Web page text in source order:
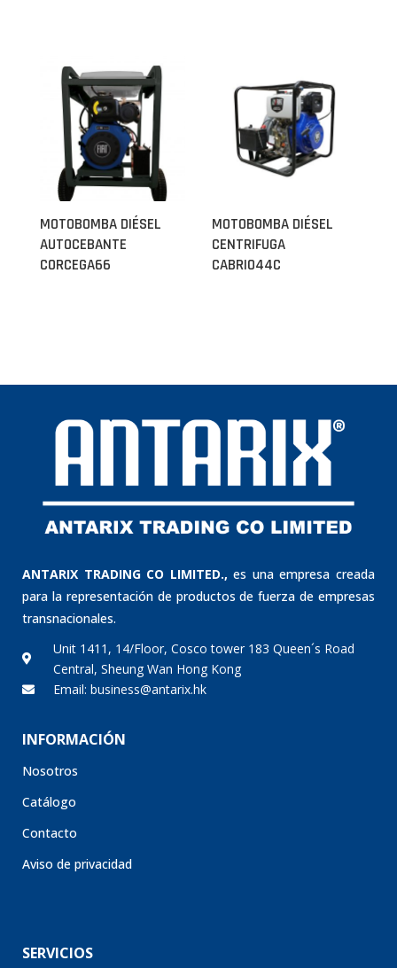
MOTOBOMBA DIÉSEL
AUTOCEBANTE
CORCEGA66
MOTOBOMBA DIÉSEL
CENTRIFUGA
CABRIO44C
ANTARIX TRADING CO LIMITED., es una empresa creada
para la representación de productos de fuerza de empresas
transnacionales.
Unit 1411, 14/Floor, Cosco tower 183 Queen´s Road
Central, Sheung Wan Hong Kong
Email: business@antarix.hk
INFORMACIÓN
Nosotros
Catálogo
Contacto
Aviso de privacidad
SERVICIOS